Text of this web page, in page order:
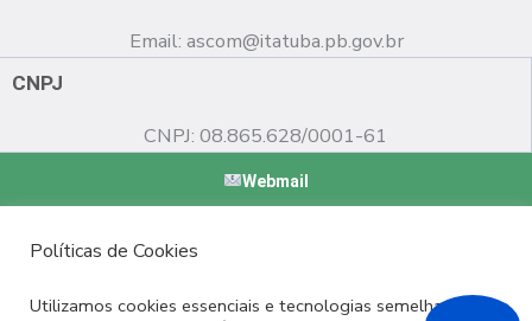
Email: ascom@itatuba.pb.gov.br
CNPJ
CNPJ: 08.865.628/0001-61
Webmail
Políticas de Cookies
Utilizamos cookies essenciais e tecnologias semelhantes de